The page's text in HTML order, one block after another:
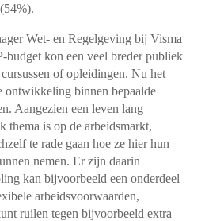
Wet- en Regelgeving bij Visma
budget kon een veel breder publiek
of opleidingen. Nu het
ontwikkeling binnen bepaalde
Aangezien een leven lang
thema is op de arbeidsmarkt,
te rade gaan hoe ze hier hun
nemen. Er zijn daarin
kan bijvoorbeeld een onderdeel
arbeidsvoorwaarden,
ruilen tegen bijvoorbeeld extra